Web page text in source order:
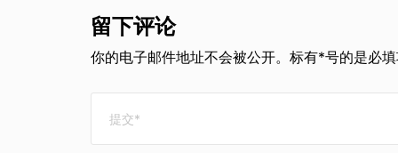
留下评论
你的电子邮件地址不会被公开。标有*号的是必